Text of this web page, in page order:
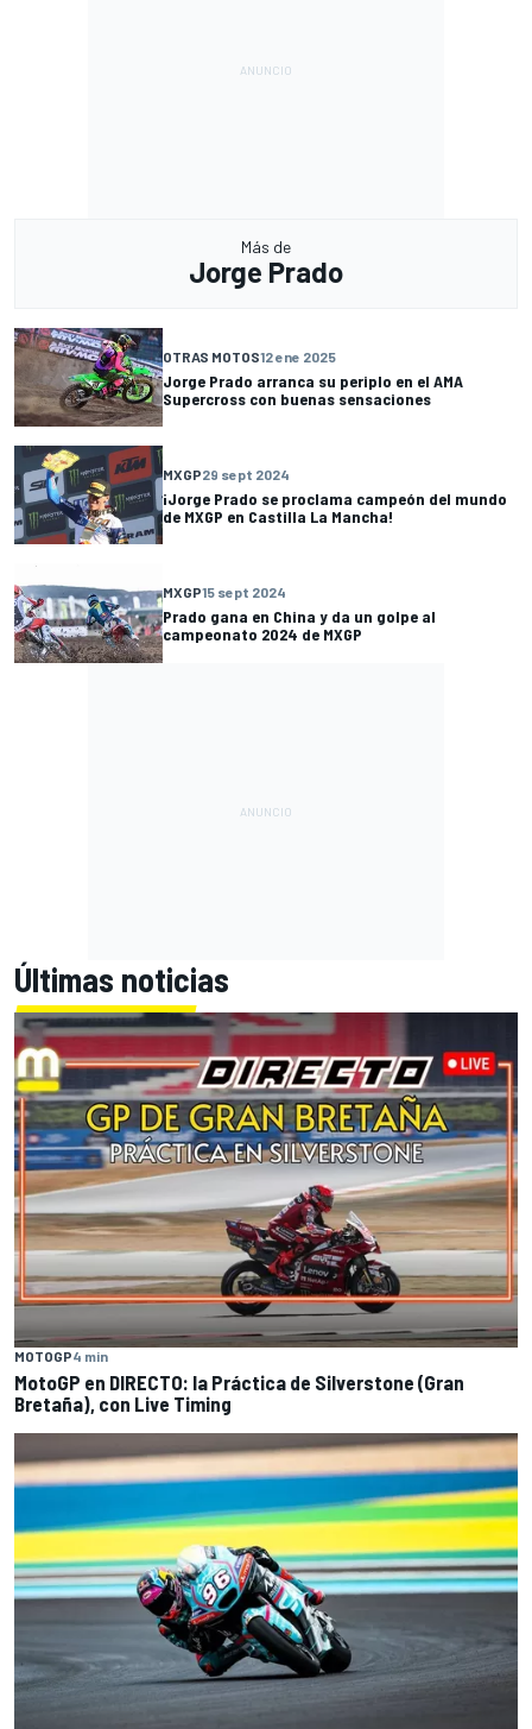
Más de
Jorge Prado
OTRAS MOTOS12 ene 2025
Jorge Prado arranca su periplo en el AMA
Supercross con buenas sensaciones
MXGP29 sept 2024
¡Jorge Prado se proclama campeón del mundo
de MXGP en Castilla La Mancha!
MXGP15 sept 2024
Prado gana en China y da un golpe al
campeonato 2024 de MXGP
Últimas noticias
MOTOGP4 min
MotoGP en DIRECTO: la Práctica de Silverstone (Gran
Bretaña), con Live Timing